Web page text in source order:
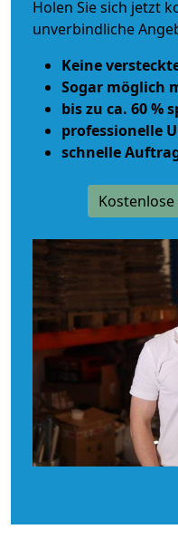
Holen Sie sich jetzt
unverbindliche
Keine
Sogar möglich
bis zu ca. 60 %
professionelle
schnelle